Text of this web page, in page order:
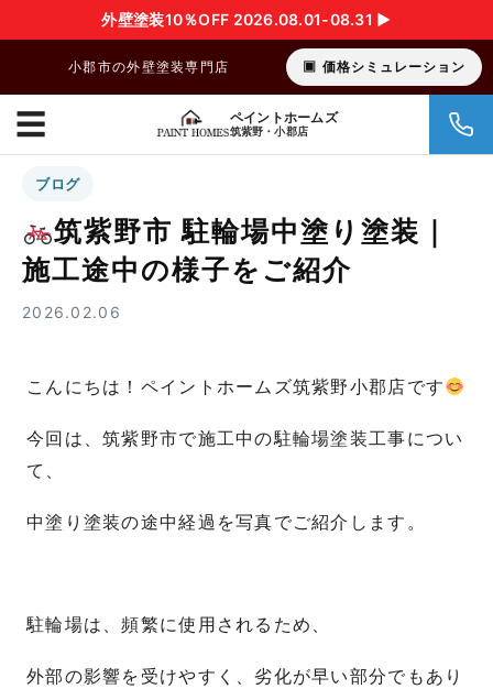
外壁塗装10％OFF 2026.08.01-08.31 ▶︎
小郡市の外壁塗装専門店 価格シミュレーション
ペイントホームズ
筑紫野・小郡店
☰
ブログ
筑紫野市 駐輪場中塗り塗装｜
施工途中の様子をご紹介
2026.02.06
こんにちは！ペイントホームズ筑紫野小郡店です
今回は、筑紫野市で施工中の駐輪場塗装工事につい
て、
中塗り塗装の途中経過を写真でご紹介します。
駐輪場は、頻繁に使用されるため、
外部の影響を受けやすく、劣化が早い部分でもあり